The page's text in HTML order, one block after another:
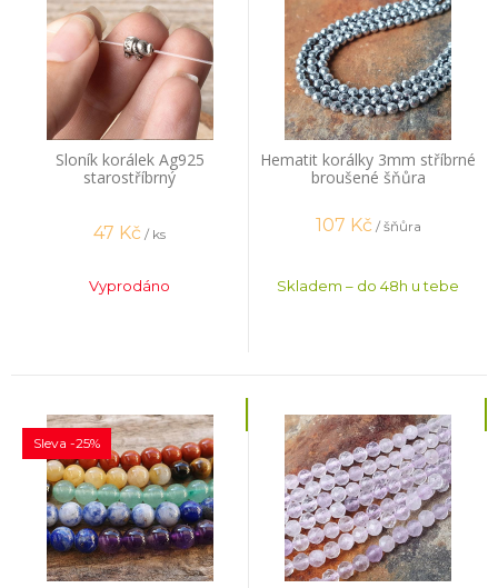
Sloník korálek Ag925
starostříbrný
47 Kč / ks
Vyprodáno
Hematit korálky 3mm stříbrné
broušené šňůra
107 Kč / šňůra
Skladem – do 48h u tebe
Sleva -25%